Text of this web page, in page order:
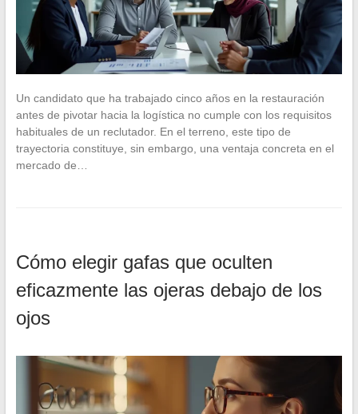
Un candidato que ha trabajado cinco años en la restauración
antes de pivotar hacia la logística no cumple con los requisitos
habituales de un reclutador. En el terreno, este tipo de
trayectoria constituye, sin embargo, una ventaja concreta en el
mercado de…
Cómo elegir gafas que oculten
eficazmente las ojeras debajo de los
ojos